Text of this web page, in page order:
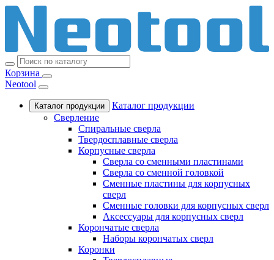
Корзина
Neotool
Каталог продукции
Каталог продукции
Сверление
Спиральные сверла
Твердосплавные сверла
Корпусные сверла
Сверла со сменными пластинами
Сверла со сменной головкой
Сменные пластины для корпусных
сверл
Сменные головки для корпусных сверл
Аксессуары для корпусных сверл
Корончатые сверла
Наборы корончатых сверл
Коронки